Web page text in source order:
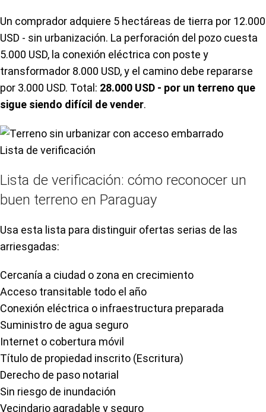
Un comprador adquiere 5 hectáreas de tierra por 12.000
USD - sin urbanización. La perforación del pozo cuesta
5.000 USD, la conexión eléctrica con poste y
transformador 8.000 USD, y el camino debe repararse
por 3.000 USD. Total: 28.000 USD - por un terreno que
sigue siendo difícil de vender.
Lista de verificación
Lista de verificación: cómo reconocer un
buen terreno en Paraguay
Usa esta lista para distinguir ofertas serias de las
arriesgadas:
Cercanía a ciudad o zona en crecimiento
Acceso transitable todo el año
Conexión eléctrica o infraestructura preparada
Suministro de agua seguro
Internet o cobertura móvil
Título de propiedad inscrito (Escritura)
Derecho de paso notarial
Sin riesgo de inundación
Vecindario agradable y seguro